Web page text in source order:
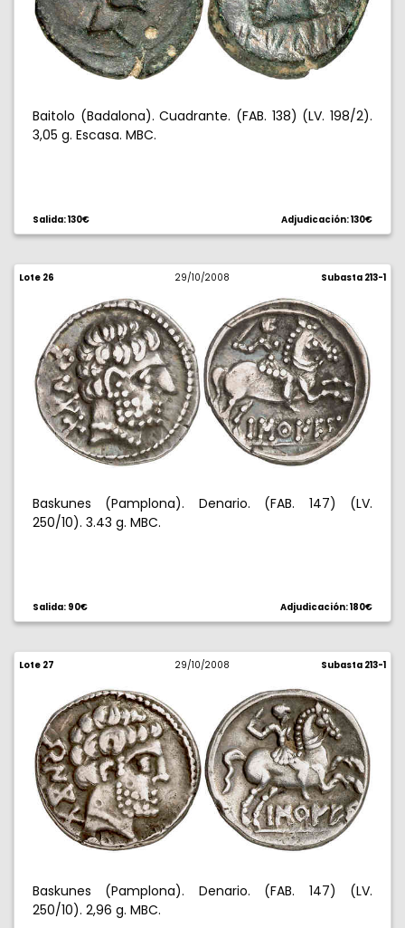
Baitolo (Badalona). Cuadrante. (FAB. 138) (LV. 198/2).
3,05 g. Escasa. MBC.
Salida: 130€ Adjudicación: 130€
Lote 26 29/10/2008 Subasta 213-1
Baskunes (Pamplona). Denario. (FAB. 147) (LV.
250/10). 3.43 g. MBC.
Salida: 90€ Adjudicación: 180€
Lote 27 29/10/2008 Subasta 213-1
Baskunes (Pamplona). Denario. (FAB. 147) (LV.
250/10). 2,96 g. MBC.